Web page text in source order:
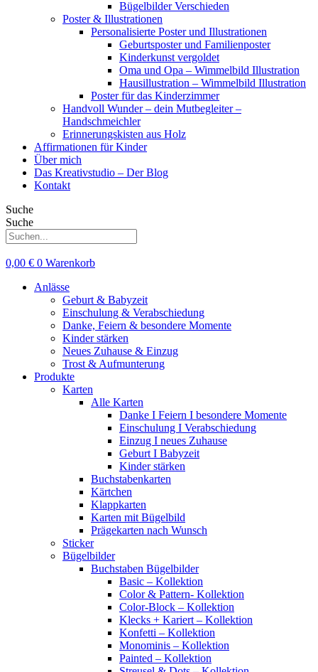
Bügelbilder Verschieden
Poster & Illustrationen
Personalisierte Poster und Illustrationen
Geburtsposter und Familienposter
Kinderkunst vergoldet
Oma und Opa – Wimmelbild Illustration
Hausillustration – Wimmelbild Illustration
Poster für das Kinderzimmer
Handvoll Wunder – dein Mutbegleiter –
Handschmeichler
Erinnerungskisten aus Holz
Affirmationen für Kinder
Über mich
Das Kreativstudio – Der Blog
Kontakt
Suche
Suche
0,00 € 0 Warenkorb
Anlässe
Geburt & Babyzeit
Einschulung & Verabschiedung
Danke, Feiern & besondere Momente
Kinder stärken
Neues Zuhause & Einzug
Trost & Aufmunterung
Produkte
Karten
Alle Karten
Danke I Feiern I besondere Momente
Einschulung I Verabschiedung
Einzug I neues Zuhause
Geburt I Babyzeit
Kinder stärken
Buchstabenkarten
Kärtchen
Klappkarten
Karten mit Bügelbild
Prägekarten nach Wunsch
Sticker
Bügelbilder
Buchstaben Bügelbilder
Basic – Kollektion
Color & Pattern- Kollektion
Color-Block – Kollektion
Klecks + Kariert – Kollektion
Konfetti – Kollektion
Monominis – Kollektion
Painted – Kollektion